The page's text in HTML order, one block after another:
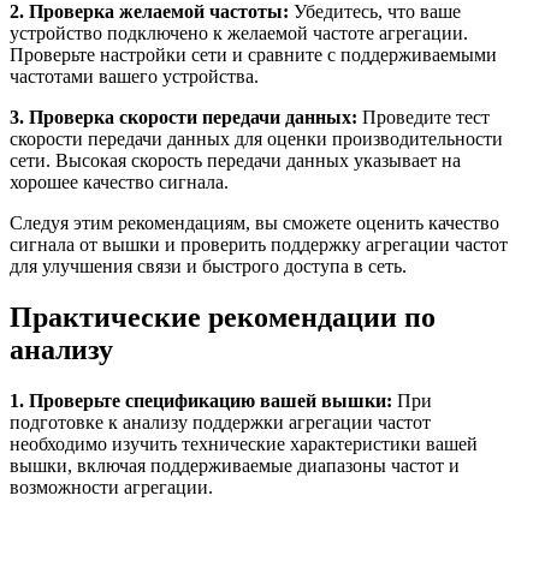
2. Проверка желаемой частоты: Убедитесь, что ваше
устройство подключено к желаемой частоте агрегации.
Проверьте настройки сети и сравните с поддерживаемыми
частотами вашего устройства.
3. Проверка скорости передачи данных: Проведите тест
скорости передачи данных для оценки производительности
сети. Высокая скорость передачи данных указывает на
хорошее качество сигнала.
Следуя этим рекомендациям, вы сможете оценить качество
сигнала от вышки и проверить поддержку агрегации частот
для улучшения связи и быстрого доступа в сеть.
Практические рекомендации по
анализу
1. Проверьте спецификацию вашей вышки: При
подготовке к анализу поддержки агрегации частот
необходимо изучить технические характеристики вашей
вышки, включая поддерживаемые диапазоны частот и
возможности агрегации.